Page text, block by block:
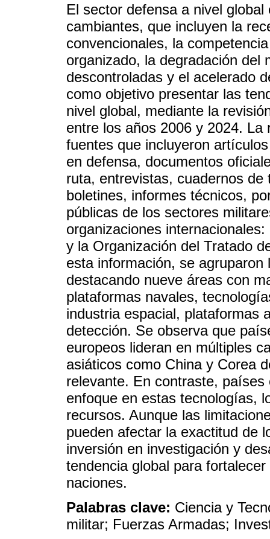
El sector defensa a nivel
cambiantes, que incluyen la
convencionales, la
organizado, la degradación del
descontroladas y el acelerado
como objetivo presentar las
nivel global, mediante la
entre los años 2006 y 2024.
fuentes que incluyeron
en defensa, documentos
ruta, entrevistas, cuadernos
boletines, informes técnicos,
públicas de los sectores
organizaciones
y la Organización del Tratado
esta información, se
destacando nueve áreas con
plataformas navales,
industria espacial, plataformas
detección. Se observa que
europeos lideran en múltiples
asiáticos como China y Corea
relevante. En contraste,
enfoque en estas tecnologías,
recursos. Aunque las
pueden afectar la exactitud de
inversión en investigación y
tendencia global para
naciones.
Palabras clave: Ciencia y
militar; Fuerzas Armadas;